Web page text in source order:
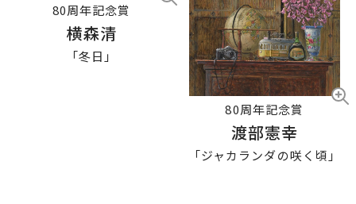
80周年記念賞
横森清
「冬日」
80周年記念賞
渡部憲幸
「ジャカランダの咲く頃」